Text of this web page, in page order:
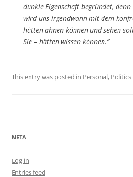
dunkle Eigenschaft begründet,
wird uns irgendwann mit dem
hätten ahnen können und sehen
Sie – hätten wissen können.”
This entry was posted in Personal, Politics
META
Log in
Entries feed